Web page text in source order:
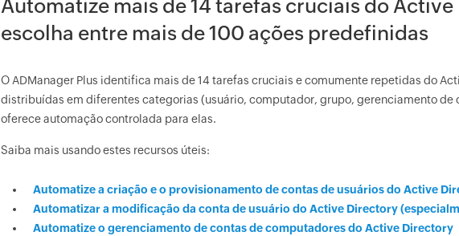
Automatize mais de 14 tarefas cruciais do
escolha entre mais de 100 ações predefinidas
O ADManager Plus identifica mais de 14 tarefas cruciais e comumente repetidas do
distribuídas em diferentes categorias (usuário, computador, grupo, gerenciamento de
oferece automação controlada para elas.
Saiba mais usando estes recursos úteis:
Automatize a criação e o provisionamento de contas de usuários do Active
Automatizar a modificação da conta de usuário do Active Directory
Automatize o gerenciamento de contas de computadores do Active Directory